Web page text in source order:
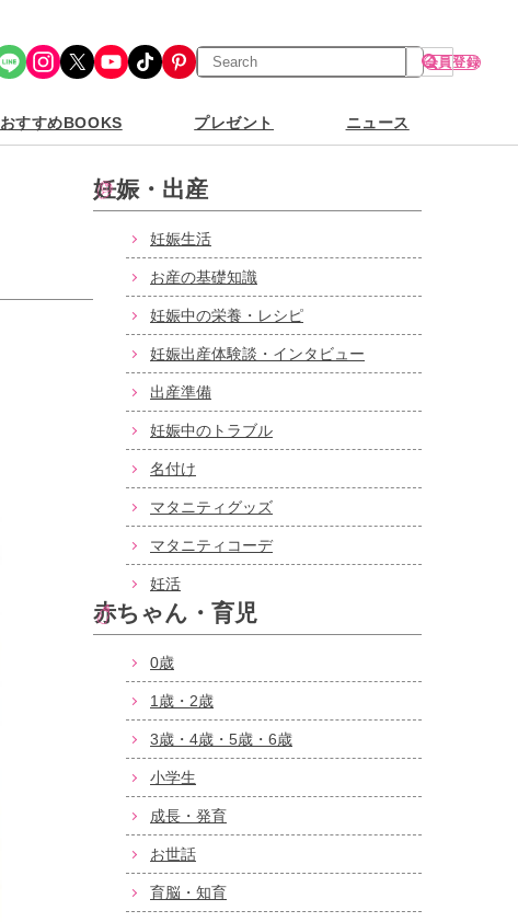
Share Icon Instagram X YouTube TikTok Pinterest
検
索
会員登録
おすすめBOOKS プレゼント ニュース
妊娠・出産
妊娠生活
お産の基礎知識
妊娠中の栄養・レシピ
妊娠出産体験談・インタビュー
出産準備
妊娠中のトラブル
名付け
マタニティグッズ
マタニティコーデ
妊活
赤ちゃん・育児
0歳
1歳・2歳
3歳・4歳・5歳・6歳
小学生
成長・発育
お世話
育脳・知育